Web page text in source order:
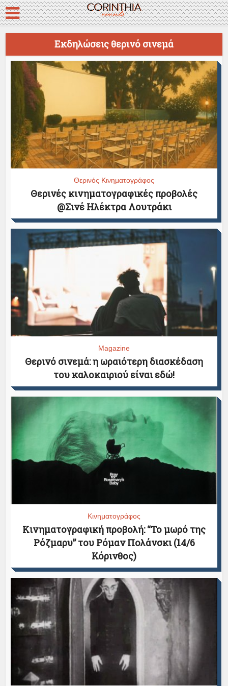
Εκδηλώσεις θερινό σινεμά
Θερινός Κινηματογράφος
Θερινές κινηματογραφικές προβολές
@Σινέ Ηλέκτρα Λουτράκι
Magazine
Θερινό σινεμά: η ωραιότερη διασκέδαση
του καλοκαιριού είναι εδώ!
Κινηματογράφος
Κινηματογραφική προβολή: “Το μωρό της
Ρόζμαρυ” του Ρόμαν Πολάνσκι (14/6
Κόρινθος)